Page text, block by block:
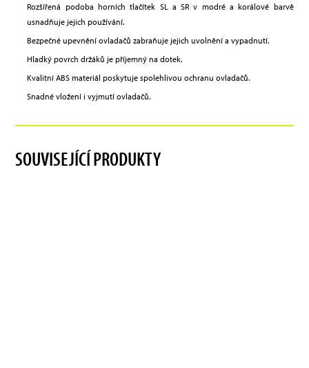
Rozšířená podoba horních tlačítek SL a SR v modré a korálové barvě
usnadňuje jejich používání.
Bezpečné upevnění ovladačů zabraňuje jejich uvolnění a vypadnutí.
Hladký povrch držáků je příjemný na dotek.
Kvalitní ABS materiál poskytuje spolehlivou ochranu ovladačů.
Snadné vložení i vyjmutí ovladačů.
SOUVISEJÍCÍ PRODUKTY